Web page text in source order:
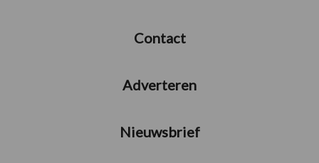
Contact
Adverteren
Nieuwsbrief